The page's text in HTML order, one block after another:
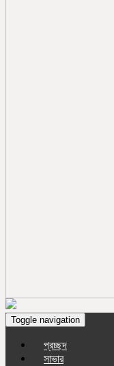
Toggle navigation
প্রচ্ছদ
সাভার